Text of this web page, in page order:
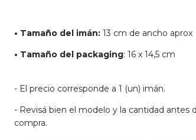
• Tamaño del imán: 13 cm de ancho aprox
• Tamaño del packaging: 16 x 14,5 cm
- El precio corresponde a 1 (un) imán.
- Revisá bien el modelo y la cantidad antes
compra.